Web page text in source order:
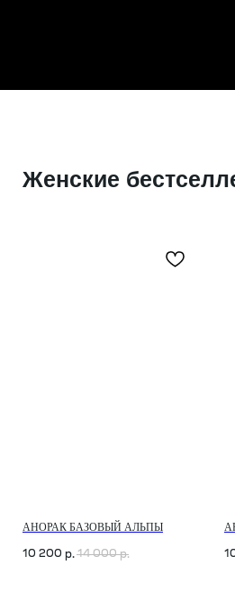
Женские
АНОРАК БАЗОВЫЙ АЛЬПЫ
10 200 р. 14 000 р.